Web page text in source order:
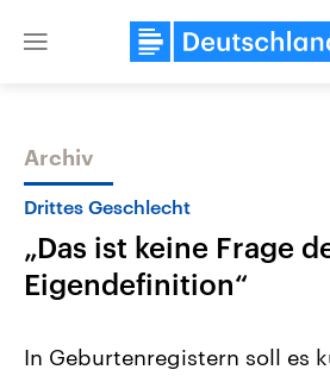
Close
Themen
Archiv
Drittes Geschlecht
„Das ist keine Frage
Eigendefinition“
In Geburtenregistern soll es